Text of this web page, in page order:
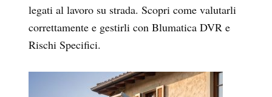
legati al lavoro su strada. Scopri come valutarli
correttamente e gestirli con Blumatica DVR e
Rischi Specifici.